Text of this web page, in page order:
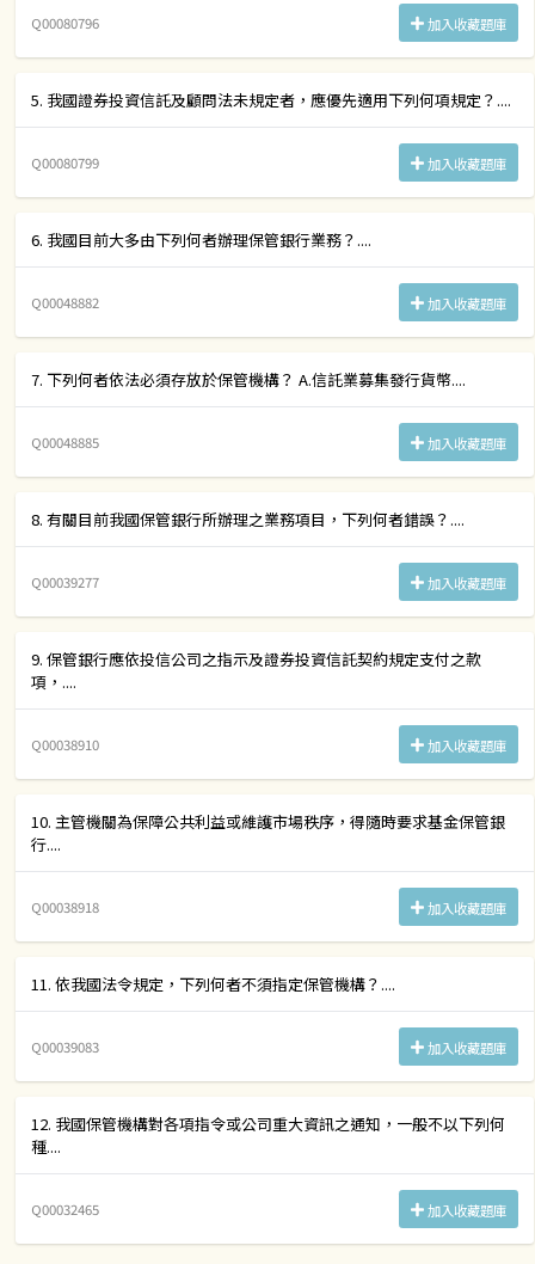
Q00080796 加入收藏題庫
5. 我國證券投資信託及顧問法未規定者，應優先適用下列何項規定？....
Q00080799 加入收藏題庫
6. 我國目前大多由下列何者辦理保管銀行業務？....
Q00048882 加入收藏題庫
7. 下列何者依法必須存放於保管機構？ A.信託業募集發行貨幣....
Q00048885 加入收藏題庫
8. 有關目前我國保管銀行所辦理之業務項目，下列何者錯誤？....
Q00039277 加入收藏題庫
9. 保管銀行應依投信公司之指示及證券投資信託契約規定支付之款
項，....
Q00038910 加入收藏題庫
10. 主管機關為保障公共利益或維護市場秩序，得隨時要求基金保管銀
行....
Q00038918 加入收藏題庫
11. 依我國法令規定，下列何者不須指定保管機構？....
Q00039083 加入收藏題庫
12. 我國保管機構對各項指令或公司重大資訊之通知，一般不以下列何
種....
Q00032465 加入收藏題庫